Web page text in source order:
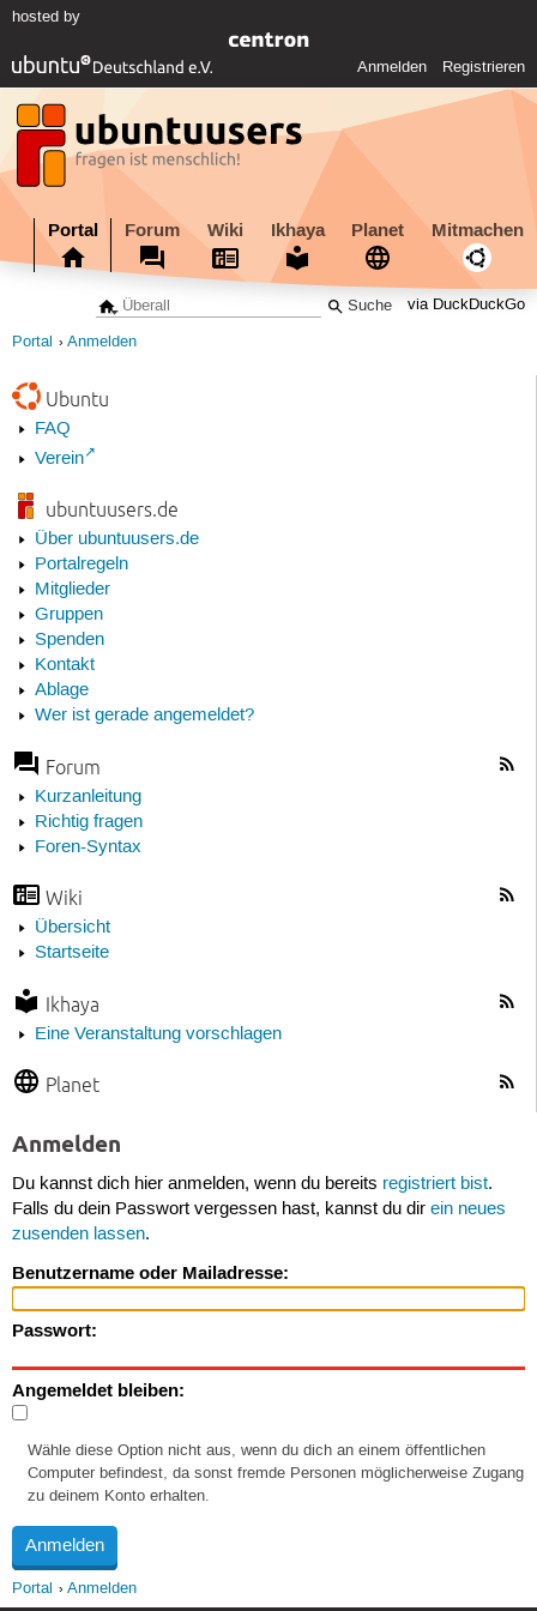
hosted by
Anmelden Registrieren
Portal Forum Wiki Ikhaya Planet Mitmachen
via DuckDuckGo
Portal Anmelden
Ubuntu
FAQ
Verein
ubuntuusers.de
Über ubuntuusers.de
Portalregeln
Mitglieder
Gruppen
Spenden
Kontakt
Ablage
Wer ist gerade angemeldet?
Forum
Kurzanleitung
Richtig fragen
Foren-Syntax
Wiki
Übersicht
Startseite
Ikhaya
Eine Veranstaltung vorschlagen
Planet
Anmelden
Du kannst dich hier anmelden, wenn du bereits registriert bist.
Falls du dein Passwort vergessen hast, kannst du dir ein neues
zusenden lassen.
Benutzername oder Mailadresse:
Passwort:
Angemeldet bleiben:
Wähle diese Option nicht aus, wenn du dich an einem öffentlichen
Computer befindest, da sonst fremde Personen möglicherweise Zugang
zu deinem Konto erhalten.
Portal Anmelden